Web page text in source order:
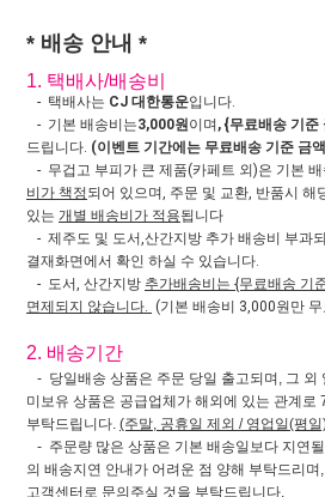
* 배송 안내 *
1. 택배사/배송비
- 택배사는 CJ 대한통운입니다.
- 기본 배송비는3,000원이며 , {무료배송 기준
드립니다. (이벤트 기간에는 무료배송 기준 금
- 무겁고 부피가 큰 제품(카페트 외)은 기본 배
비가 책정되어 있으며, 주문 및 교환, 반품시 해
있는 개별 배송비가 적용됩니다
- 제주도 및 도서,산간지방 추가 배송비 부과
결재화면에서 확인 하실 수 있습니다.
- 도서, 산간지방 추가배송비는 {무료배송 기
면제되지 않습니다. (기본 배송비 3,000원만
2. 배송기간
- 당일배송 상품은 주문 당일 출고되며, 그 외
미보유 상품은 공급업체가 해외에 있는 관계로
부탁드립니다. (주말, 공휴일 제외 / 영업일(평
- 주문량 많은 상품은 기본 배송일보다 지연
의 배송지연 안내가 어려운 점 양해 부탁드리
고객센터로 문의주실 것을 부탁드립니다.